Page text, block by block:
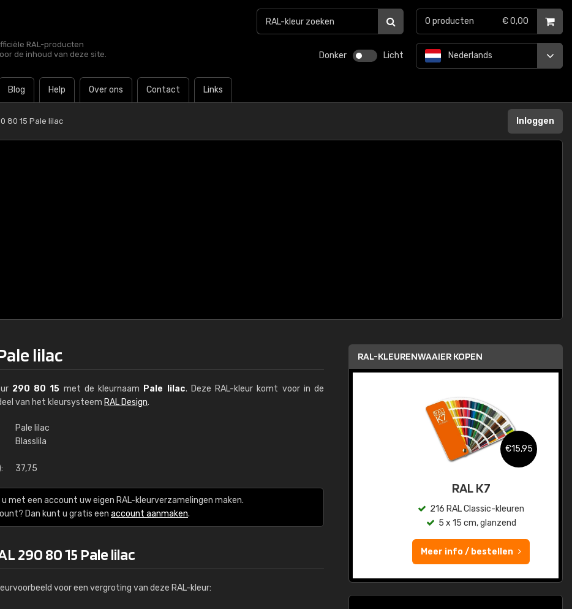
RAL-producten
de inhoud van deze site.
Donker Licht
Blog Help Over ons Contact Links
Nederlands
0 producten € 0,00
80 15 Pale lilac Inloggen
lilac
290 80 15 met de kleurnaam Pale lilac. Deze RAL-kleur komt voor in de
van het kleursysteem RAL Design.
Pale lilac
Blasslila
37,75
met een account uw eigen RAL-kleurverzamelingen maken.
Dan kunt u gratis een account aanmaken.
290 80 15 Pale lilac
voor een vergroting van deze RAL-kleur:
RAL-KLEURENWAAIER KOPEN
RAL K7 op waterbasis
€15,95
RAL K7
216 RAL Classic-kleuren
5 x 15 cm, glanzend
Meer info / bestellen